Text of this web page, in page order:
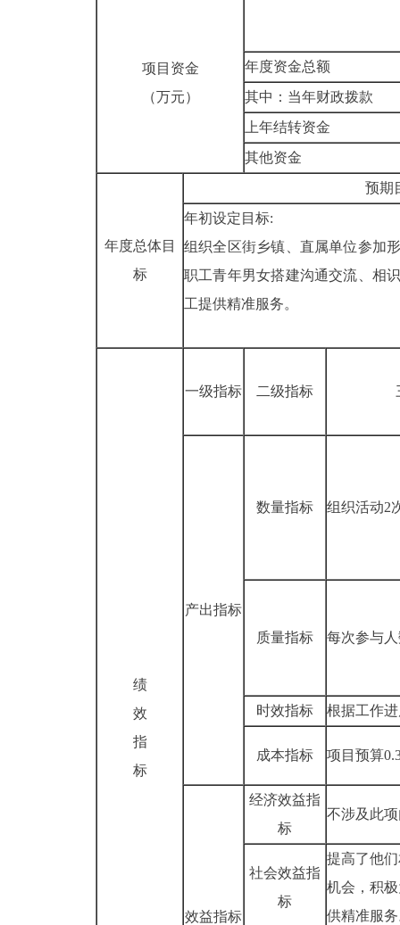
项目资金
（万元）
年度资金总额
其中：当年财政拨款
上年结转资金
其他资金
年度总体目
标
预期
年初设定目标:
组织全区街乡镇、直属单位参加
职工青年男女搭建沟通交流、相
工提供精准服务。
绩
效
指
标
一级指标 二级指标
产出指标
数量指标 组织活动2
质量指标 每次参与
时效指标 根据工作
成本指标 项目预算
效益指标
经济效益指
标
不涉及此
社会效益指
标
提高了他
机会，积
供精准服